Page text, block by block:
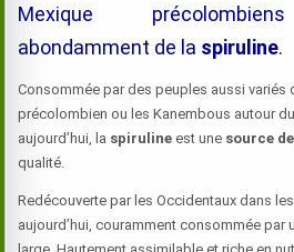
Mexique
abondamment de la spiruline.
Consommée par des peuples aussi variés
précolombien ou les Kanembous autour
aujourd’hui, la spiruline est une source
qualité.
Redécouverte par les Occidentaux dans
aujourd’hui, couramment consommée par